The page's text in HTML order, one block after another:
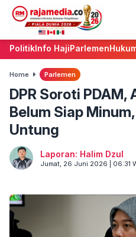
PolitikInfo HajiParlemen
Home Parlemen
DPR Soroti
Belum Siap
Untung
Laporan: Halim Dzul
Jumat, 26 Juni 2026 | 06:31